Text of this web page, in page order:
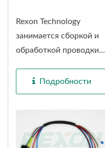
Rexon Technology
занимается сборкой и
обработкой проводки...
Подробности